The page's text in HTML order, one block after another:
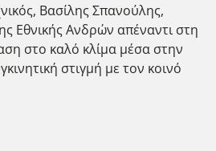
Βασίλης Σπανούλης,
Εθνικής Ανδρών απέναντι στη
στο καλό κλίμα μέσα στην
στιγμή με τον κοινό